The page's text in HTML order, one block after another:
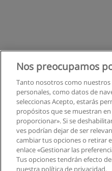
Nos preocupamos
Tanto nosotros como nuestros
personales, como datos de
seleccionas Acepto, estarás
propósitos que se muestran
proporcionar». Si se
ves podrían dejar de ser
cambiar tus opciones o retirar
enlace «Gestionar las
Tus opciones tendrán efecto
nuestra política de privacidad.